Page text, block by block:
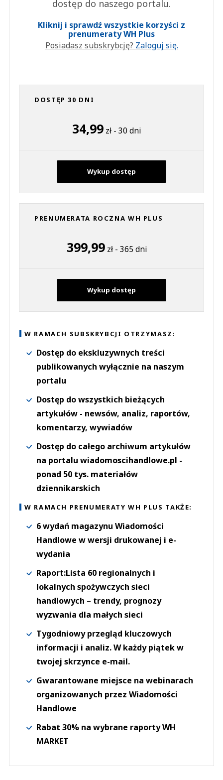
dostęp do naszego portalu.
Kliknij i sprawdź wszystkie korzyści z
prenumeraty WH Plus
Posiadasz subskrybcję? Zaloguj się.
DOSTĘP 30 DNI
34,99 zł - 30 dni
Wykup dostęp
PRENUMERATA ROCZNA WH PLUS
399,99zł - 365 dni
Wykup dostęp
W RAMACH SUBSKRYBCJI OTRZYMASZ:
Dostęp do ekskluzywnych treści
publikowanych wyłącznie na naszym
portalu
Dostęp do wszystkich bieżących
artykułów - newsów, analiz, raportów,
komentarzy, wywiadów
Dostęp do całego archiwum artykułów
na portalu wiadomoscihandlowe.pl -
ponad 50 tys. materiałów
dziennikarskich
W RAMACH PRENUMERATY WH PLUS TAKŻE:
6 wydań magazynu Wiadomości
Handlowe w wersji drukowanej i e-
wydania
Raport:Lista 60 regionalnych i
lokalnych spożywczych sieci
handlowych – trendy, prognozy
wyzwania dla małych sieci
Tygodniowy przegląd kluczowych
informacji i analiz. W każdy piątek w
twojej skrzynce e-mail.
Gwarantowane miejsce na webinarach
organizowanych przez Wiadomości
Handlowe
Rabat 30% na wybrane raporty WH
MARKET